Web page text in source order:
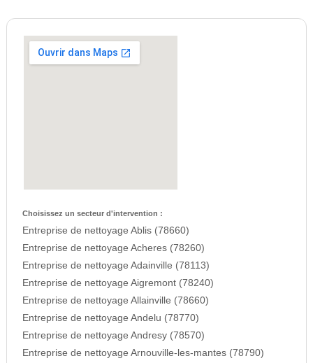
Choisissez un secteur d'intervention :
Entreprise de nettoyage Ablis (78660)
Entreprise de nettoyage Acheres (78260)
Entreprise de nettoyage Adainville (78113)
Entreprise de nettoyage Aigremont (78240)
Entreprise de nettoyage Allainville (78660)
Entreprise de nettoyage Andelu (78770)
Entreprise de nettoyage Andresy (78570)
Entreprise de nettoyage Arnouville-les-mantes (78790)